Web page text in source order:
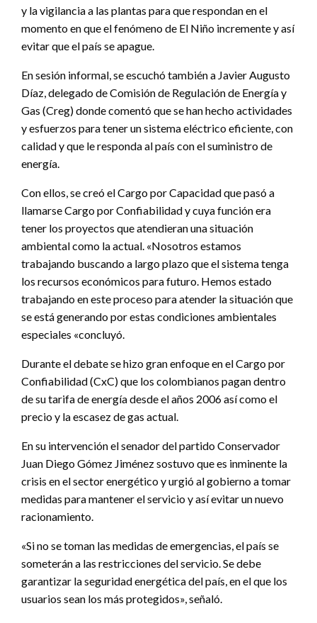
y la vigilancia a las plantas para que respondan en el
momento en que el fenómeno de El Niño incremente y así
evitar que el país se apague.
En sesión informal, se escuchó también a Javier Augusto
Díaz, delegado de Comisión de Regulación de Energía y
Gas (Creg) donde comentó que se han hecho actividades
y esfuerzos para tener un sistema eléctrico eficiente, con
calidad y que le responda al país con el suministro de
energía.
Con ellos, se creó el Cargo por Capacidad que pasó a
llamarse Cargo por Confiabilidad y cuya función era
tener los proyectos que atendieran una situación
ambiental como la actual. «Nosotros estamos
trabajando buscando a largo plazo que el sistema tenga
los recursos económicos para futuro. Hemos estado
trabajando en este proceso para atender la situación que
se está generando por estas condiciones ambientales
especiales «concluyó.
Durante el debate se hizo gran enfoque en el Cargo por
Confiabilidad (CxC) que los colombianos pagan dentro
de su tarifa de energía desde el años 2006 así como el
precio y la escasez de gas actual.
En su intervención el senador del partido Conservador
Juan Diego Gómez Jiménez sostuvo que es inminente la
crisis en el sector energético y urgió al gobierno a tomar
medidas para mantener el servicio y así evitar un nuevo
racionamiento.
«Si no se toman las medidas de emergencias, el país se
someterán a las restricciones del servicio. Se debe
garantizar la seguridad energética del país, en el que los
usuarios sean los más protegidos», señaló.